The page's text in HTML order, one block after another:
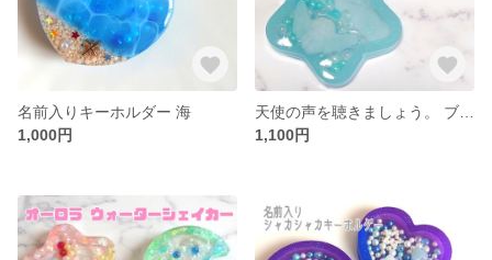
名前入りキーホルダー 海
1,000円
1,100円